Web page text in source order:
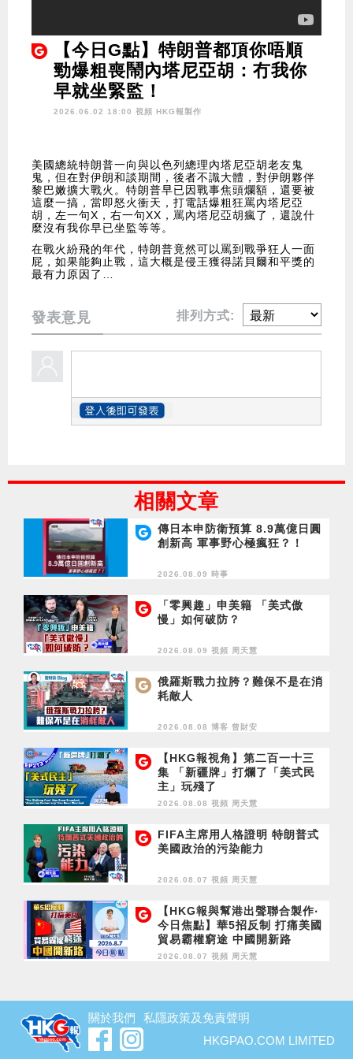
【今日G點】特朗普都頂你唔順
勁爆粗喪鬧內塔尼亞胡：冇我你
早就坐緊監！
2026.06.02 18:00 視頻 HKG報製作
美國總統特朗普一向與以色列總理內塔尼亞胡老友鬼
鬼，但在對伊朗和談期間，後者不識大體，對伊朗夥伴
黎巴嫩擴大戰火。特朗普早已因戰事焦頭爛額，還要被
這麼一搞，當即怒火衝天，打電話爆粗狂罵內塔尼亞
胡，左一句X，右一句XX，罵內塔尼亞胡瘋了，還說什
麼沒有我你早已坐監等等。
在戰火紛飛的年代，特朗普竟然可以罵到戰爭狂人一面
屁，如果能夠止戰，這大概是侵王獲得諾貝爾和平獎的
最有力原因了…
發表意見 排列方式:
相關文章
傳日本申防衛預算 8.9萬億日圓
創新高 軍事野心極瘋狂？！
2026.08.09 時事
「零興趣」申美籍 「美式傲
慢」如何破防？
2026.08.09 視頻 周天慧
俄羅斯戰力拉胯？難保不是在消
耗敵人
2026.08.08 博客 曾財安
【HKG報視角】第二百一十三
集 「新疆牌」打爛了「美式民
主」玩殘了
2026.08.08 視頻 周天慧
FIFA主席用人格證明 特朗普式
美國政治的污染能力
2026.08.07 視頻 周天慧
【HKG報與幫港出聲聯合製作‧
今日焦點】華5招反制 打痛美國
貿易霸權窮途 中國開新路
2026.08.07 視頻 周天慧
關於我們
私隱政策及免責聲明
HKGPAO.COM LIMITED